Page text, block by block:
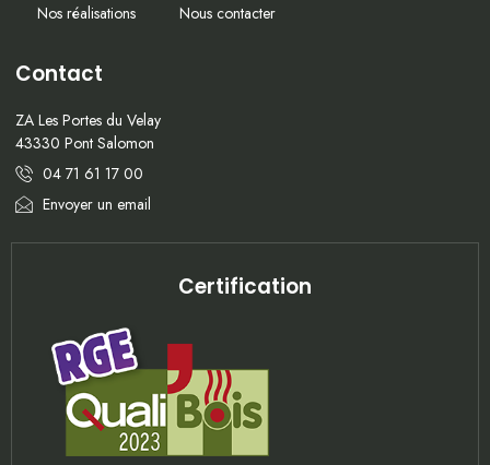
Nos réalisations
Nous contacter
Contact
ZA Les Portes du Velay
43330 Pont Salomon
04 71 61 17 00
Envoyer un email
Certification